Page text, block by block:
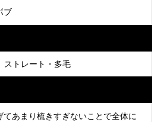
ブ
ストレート・多毛
あまり梳きすぎないことで全体に